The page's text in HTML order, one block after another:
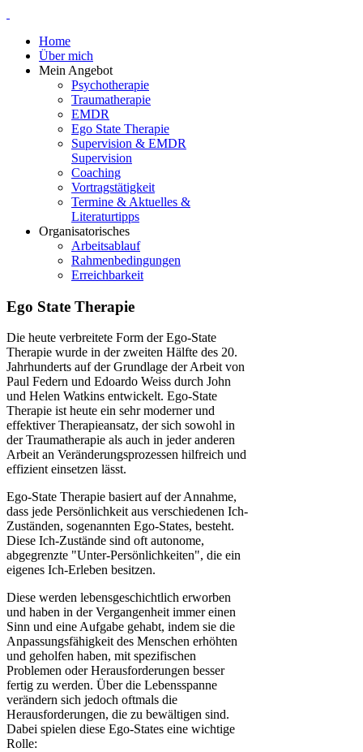
Home
Über mich
Mein Angebot
Psychotherapie
Traumatherapie
EMDR
Ego State Therapie
Supervision & EMDR
Supervision
Coaching
Vortragstätigkeit
Termine & Aktuelles &
Literaturtipps
Organisatorisches
Arbeitsablauf
Rahmenbedingungen
Erreichbarkeit
Ego State Therapie
Die heute verbreitete Form der Ego-State
Therapie wurde in der zweiten Hälfte des 20.
Jahrhunderts auf der Grundlage der Arbeit von
Paul Federn und Edoardo Weiss durch John
und Helen Watkins entwickelt. Ego-State
Therapie ist heute ein sehr moderner und
effektiver Therapieansatz, der sich sowohl in
der Traumatherapie als auch in jeder anderen
Arbeit an Veränderungsprozessen hilfreich und
effizient einsetzen lässt.
Ego-State Therapie basiert auf der Annahme,
dass jede Persönlichkeit aus verschiedenen Ich-
Zuständen, sogenannten Ego-States, besteht.
Diese Ich-Zustände sind oft autonome,
abgegrenzte "Unter-Persönlichkeiten", die ein
eigenes Ich-Erleben besitzen.
Diese werden lebensgeschichtlich erworben
und haben in der Vergangenheit immer einen
Sinn und eine Aufgabe gehabt, indem sie die
Anpassungsfähigkeit des Menschen erhöhten
und geholfen haben, mit spezifischen
Problemen oder Herausforderungen besser
fertig zu werden. Über die Lebensspanne
verändern sich jedoch oftmals die
Herausforderungen, die zu bewältigen sind.
Dabei spielen diese Ego-States eine wichtige
Rolle: